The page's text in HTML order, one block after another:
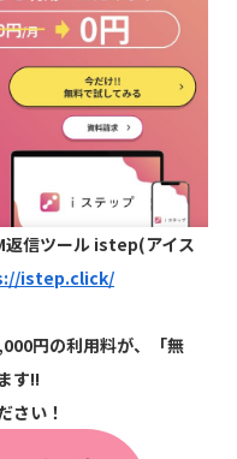
信ツール istep(アイス
istep.click/
円の利用料が、「無
す!!
さい！